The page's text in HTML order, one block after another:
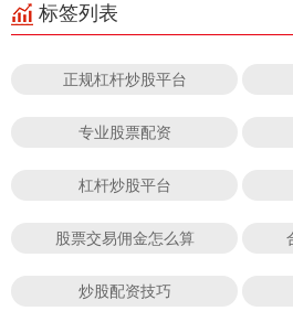
标签列表
正规杠杆炒股平台
专业股票配资
杠杆炒股平台
股票交易佣金怎么算
炒股配资技巧